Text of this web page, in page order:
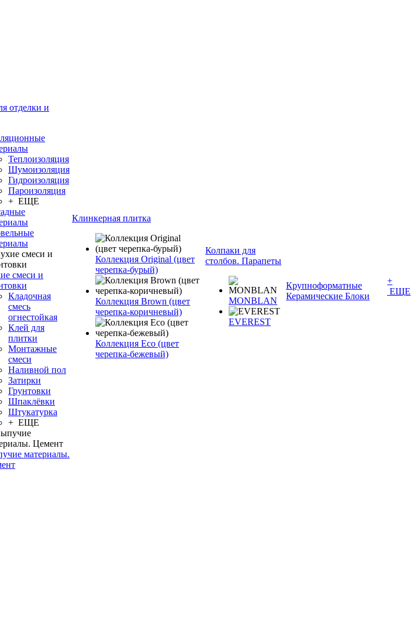
отделки и
Теплоизоляция
Шумоизоляция
Гидроизоляция
Пароизоляция
+ ЕЩЕ
смеси и
Кладочная
смесь
огнестойкая
Клей для
плитки
Монтажные
смеси
Наливной пол
Затирки
Грунтовки
Шпаклёвки
Штукатурка
+ ЕЩЕ
материалы.
Клинкерная плитка
Коллекция Original (цвет
черепка-бурый)
Коллекция Brown (цвет
черепка-коричневый)
Коллекция Eco (цвет
черепка-бежевый)
Колпаки для
столбов. Парапеты
MONBLAN
EVEREST
Крупноформатные
Керамические Блоки
+
ЕЩЕ